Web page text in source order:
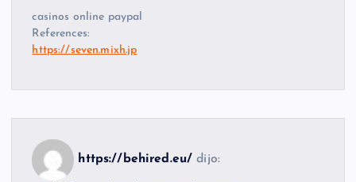
casinos online paypal
References:
https://seven.mixh.jp
https://behired.eu/ dijo: